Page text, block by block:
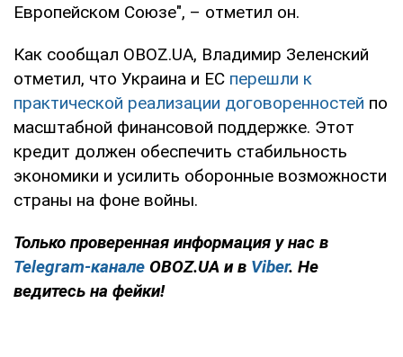
Европейском Союзе", – отметил он.
Как сообщал OBOZ.UA, Владимир Зеленский
отметил, что Украина и ЕС перешли к
практической реализации договоренностей по
масштабной финансовой поддержке. Этот
кредит должен обеспечить стабильность
экономики и усилить оборонные возможности
страны на фоне войны.
Только проверенная информация у нас в
Telegram-канале OBOZ.UA и в Viber. Не
ведитесь на фейки!